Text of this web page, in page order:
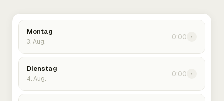
Montag
3. Aug.
0:00 ›
Dienstag
4. Aug.
0:00 ›